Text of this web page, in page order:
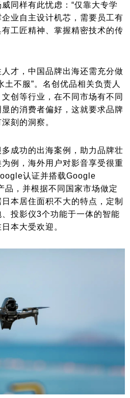
样有此忧虑：“仅靠大专学
业自主设计机芯，需要员工有
工匠精神、掌握精密技术的传
，中国品牌出海还需充分做
土不服”。名创优品相关负责人
创等行业，在不同市场有不同
的消费者偏好，这就要求品牌
刻的洞察。
功的出海案例，助力品牌壮
例，海外用户对影音享受很重
认证并搭载Google
，并根据不同国家市场做定
本居住面积不大的特点，定制
投影仪3个功能于一体的智能
本大受欢迎。